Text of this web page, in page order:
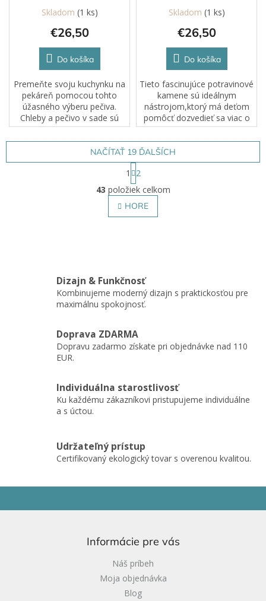
Skladom (1 ks)
€26,50
Do košíka
Premeňte svoju kuchynku na
pekáreň pomocou tohto
úžasného výberu pečiva.
Chleby a pečivo v sade sú
vyrobené z robustnej
kamennej zmesi a živice a sú
ideálne na hranie vo vnútri aj
vonku.
Skladom (1 ks)
€26,50
Do košíka
Tieto fascinujúce potravinové
kamene sú ideálnym
nástrojom,ktorý má deťom
pomôcť dozvedieť sa viac o
rôznych kultúrach a ich
kulinárskom umení.
O
v
l
á
p
r
v
y
v
ý
s
u
NAČÍTAŤ 19 ĎALŠÍCH
S
t
r
á
n
k
e
1
2
43 položiek celkom
HORE
Dizajn & Funkčnosť
Kombinujeme moderný dizajn s praktickosťou pre
maximálnu spokojnosť.
Doprava ZDARMA
Dopravu zadarmo získate pri objednávke nad 110
EUR.
Individuálna starostlivosť
Ku každému zákazníkovi pristupujeme individuálne
a s úctou.
Udržateľný prístup
Certifikovaný ekologický tovar s overenou kvalitou.
Informácie pre vás
Náš príbeh
Moja objednávka
Blog